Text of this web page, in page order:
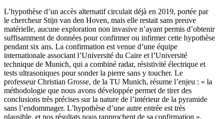
L’hypothèse d’un accès alternatif circulait déjà en 2019, portée par
le chercheur Stijn van den Hoven, mais elle restait sans preuve
matérielle, aucune exploration non invasive n’ayant permis d’obtenir
suffisamment de données pour confirmer ou infirmer cette hypothèse
pendant six ans. La confirmation est venue d’une équipe
internationale associant l’Université du Caire et l’Université
technique de Munich, qui a combiné radar, résistivité électrique et
tests ultrasoniques pour sonder la pierre sans y toucher. Le
professeur Christian Grosse, de la TU Munich, résume l’enjeu : « la
méthodologie que nous avons développée permet de tirer des
conclusions très précises sur la nature de l’intérieur de la pyramide
sans l’endommager. L’hypothèse d’une autre entrée est très
plausible, et nos résultats nous rapprochent de sa confirmation ».